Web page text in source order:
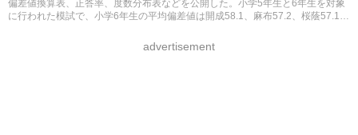
偏差値換算表、正答率、度数分布表などを公開した。小学5年生と6年生を対象
に行われた模試で、小学6年生の平均偏差値は開成58.1、麻布57.2、桜蔭57.1な
advertisement